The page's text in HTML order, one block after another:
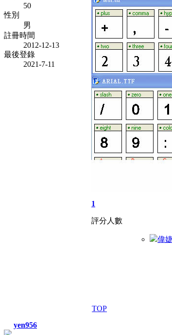
50
性別
男
註冊時間
2012-12-13
最後登錄
2021-7-11
1
評分人數
偉
TOP
yen956